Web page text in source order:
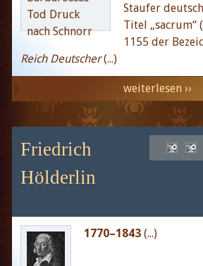
Staufer
Titel
1155 der
Reich Deutscher(...)
weiterlesen ››
Friedrich
Hölderlin
1770–1843(...)